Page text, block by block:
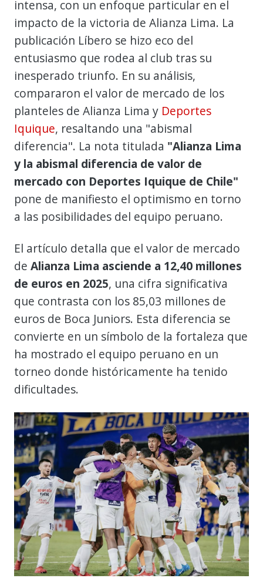
intensa, con un enfoque particular en el
impacto de la victoria de Alianza Lima. La
publicación Líbero se hizo eco del
entusiasmo que rodea al club tras su
inesperado triunfo. En su análisis,
compararon el valor de mercado de los
planteles de Alianza Lima y Deportes
Iquique, resaltando una "abismal
diferencia". La nota titulada "Alianza Lima
y la abismal diferencia de valor de
mercado con Deportes Iquique de Chile"
pone de manifiesto el optimismo en torno
a las posibilidades del equipo peruano.
El artículo detalla que el valor de mercado
de Alianza Lima asciende a 12,40 millones
de euros en 2025, una cifra significativa
que contrasta con los 85,03 millones de
euros de Boca Juniors. Esta diferencia se
convierte en un símbolo de la fortaleza que
ha mostrado el equipo peruano en un
torneo donde históricamente ha tenido
dificultades.